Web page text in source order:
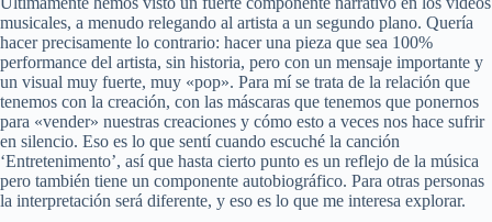
musicales, a menudo relegando al artista a un segundo plano. Quería
hacer precisamente lo contrario: hacer una pieza que sea 100%
performance del artista, sin historia, pero con un mensaje importante y
un visual muy fuerte, muy «pop». Para mí se trata de la relación que
tenemos con la creación, con las máscaras que tenemos que ponernos
para «vender» nuestras creaciones y cómo esto a veces nos hace sufrir
en silencio. Eso es lo que sentí cuando escuché la canción
‘Entretenimento’, así que hasta cierto punto es un reflejo de la música
pero también tiene un componente autobiográfico. Para otras personas
la interpretación será diferente, y eso es lo que me interesa explorar.